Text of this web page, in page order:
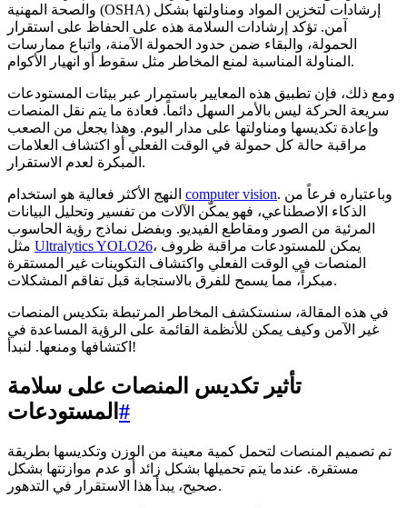
والصحة المهنية (OSHA) إرشادات لتخزين المواد ومناولتها بشكل
آمن. تؤكد إرشادات السلامة هذه على الحفاظ على استقرار
الحمولة، والبقاء ضمن حدود الحمولة الآمنة، واتباع ممارسات
المناولة المناسبة لمنع المخاطر مثل سقوط أو انهيار الأكوام.
ومع ذلك، فإن تطبيق هذه المعايير باستمرار عبر بيئات المستودعات
سريعة الحركة ليس بالأمر السهل دائماً. فعادة ما يتم نقل المنصات
وإعادة تكديسها ومناولتها على مدار اليوم. وهذا يجعل من الصعب
مراقبة حالة كل حمولة في الوقت الفعلي أو اكتشاف العلامات
المبكرة لعدم الاستقرار.
computer vision. وباعتباره فرعاً من
الذكاء الاصطناعي، فهو يمكّن الآلات من تفسير وتحليل البيانات
المرئية من الصور ومقاطع الفيديو. وبفضل نماذج رؤية الحاسوب
Ultralytics YOLO26، يمكن للمستودعات مراقبة ظروف
المنصات في الوقت الفعلي واكتشاف التكوينات غير المستقرة
مبكراً، مما يسمح للفرق بالاستجابة قبل تفاقم المشكلات.
في هذه المقالة، سنستكشف المخاطر المرتبطة بتكديس المنصات
غير الآمن وكيف يمكن للأنظمة القائمة على الرؤية المساعدة في
اكتشافها ومنعها. لنبدأ!
تأثير تكديس المنصات على سلامة
المستودعات #
تم تصميم المنصات لتحمل كمية معينة من الوزن وتكديسها بطريقة
مستقرة. عندما يتم تحميلها بشكل زائد أو عدم موازنتها بشكل
صحيح، يبدأ هذا الاستقرار في التدهور.